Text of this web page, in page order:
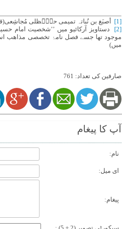
[1]
أصبَغ بن نُباتہ تمیمی حنْؓظلی
[2]
دستاویز آرکائیو میں ’’شخصیت امام
موجود تھا جسے فصل نامۂ تخصصی مذاھب
میں)
صارفین کی تعداد: 761
آپ کا پیغام
نام:
ای میل:
پیغام: